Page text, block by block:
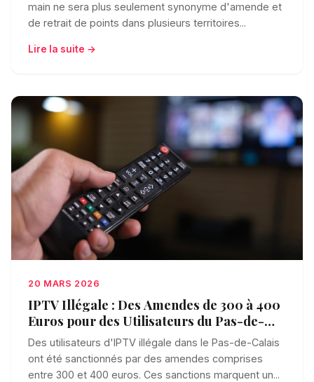
main ne sera plus seulement synonyme d'amende et
de retrait de points dans plusieurs territoires...
Lire la suite →
20 MARS 2026
IPTV Illégale : Des Amendes de 300 à 400
Euros pour des Utilisateurs du Pas-de-
Calais
Des utilisateurs d'IPTV illégale dans le Pas-de-Calais
ont été sanctionnés par des amendes comprises
entre 300 et 400 euros. Ces sanctions marquent un...